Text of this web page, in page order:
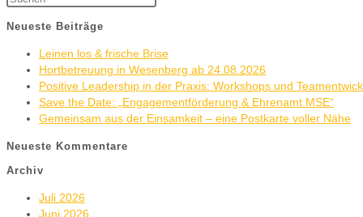
Neueste Beiträge
Leinen los & frische Brise
Hortbetreuung in Wesenberg ab 24.08.2026
Positive Leadership in der Praxis: Workshops und
Save the Date: „Engagementförderung & Ehrenamt MSE“
Gemeinsam aus der Einsamkeit – eine Postkarte voller Nähe
Neueste Kommentare
Archiv
Juli 2026
Juni 2026